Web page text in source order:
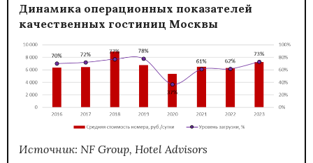
Динамика операционных показателей
качественных гостиниц Москвы
Источник: NF Group, Hotel Advisors